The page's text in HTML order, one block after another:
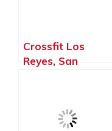
Crossfit Los
Reyes, San